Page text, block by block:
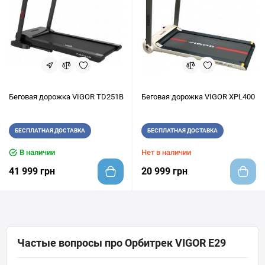
Беговая дорожка VIGOR TD251B
БЕСПЛАТНАЯ ДОСТАВКА
В наличии
41 999 грн
Беговая дорожка VIGOR XPL400
БЕСПЛАТНАЯ ДОСТАВКА
Нет в наличии
20 999 грн
Частые вопросы про Орбитрек VIGOR E29